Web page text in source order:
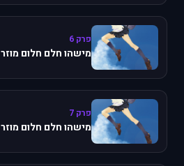
פרק 6
מישהו חלם חלום מוזר
פרק 7
מישהו חלם חלום מוזר